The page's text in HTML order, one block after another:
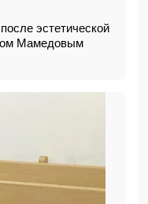
эстетической
Мамедовым